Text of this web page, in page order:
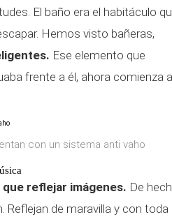
El baño era el habitáculo
Hemos visto bañeras,
Ese elemento que
frente a él, ahora comienza a
con un sistema anti vaho
reflejar imágenes. De
de maravilla y con toda